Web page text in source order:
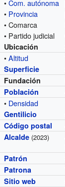
•Com. autónoma
• Provincia
• Comarca
• Partido judicial
Ubicación
•Altitud
Superficie
Fundación
Población
• Densidad
Gentilicio
Código postal
Alcalde (2023)
Patrón
Patrona
Sitio web